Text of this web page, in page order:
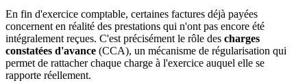
En fin d'exercice comptable, certaines factures déjà payées
concernent en réalité des prestations qui n'ont pas encore été
intégralement reçues. C'est précisément le rôle des charges
constatées d'avance (CCA), un mécanisme de régularisation qui
permet de rattacher chaque charge à l'exercice auquel elle se
rapporte réellement.